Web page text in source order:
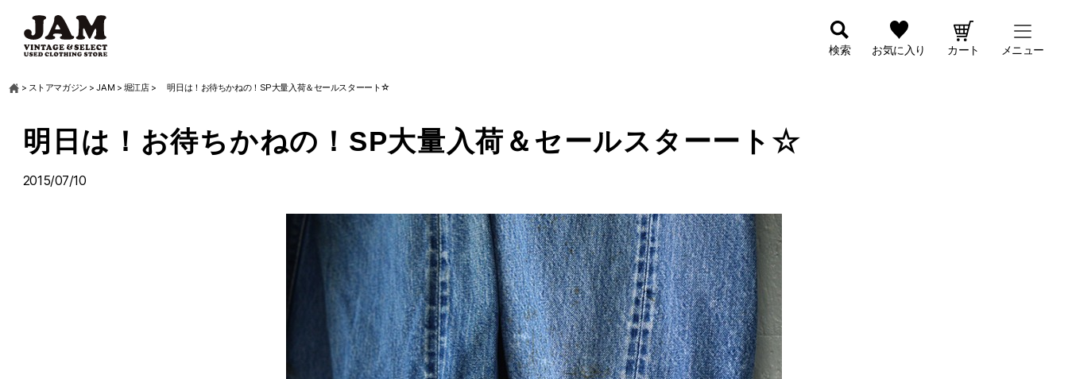
検索 お気に入り カート メニュー
> ストアマガジン >JAM > 堀江店> 明日は！お待ちかねの！SP大量入荷＆セールスターート☆
明日は！お待ちかねの！SP大量入荷＆セールスターート☆
2015/07/10